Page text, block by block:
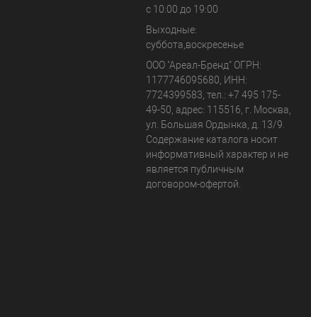
с 10:00 до 19:00
Выходные:
суббота,воскресенье
ООО "Ареал-Бренд" ОГРН:
1177746095680, ИНН:
7724399583, тел.: +7 495 175-
49-50, адрес: 115516, г. Москва,
ул. Большая Ордынка, д. 13/9.
Содержание каталога носит
информативный характер и не
является публичным
договором-офертой.